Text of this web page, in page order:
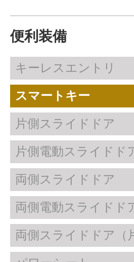
便利装備
キーレスエントリ
スマートキー
片側スライドドア
片側電動スライドド
両側スライドドア
両側電動スライドド
両側スライドドア（